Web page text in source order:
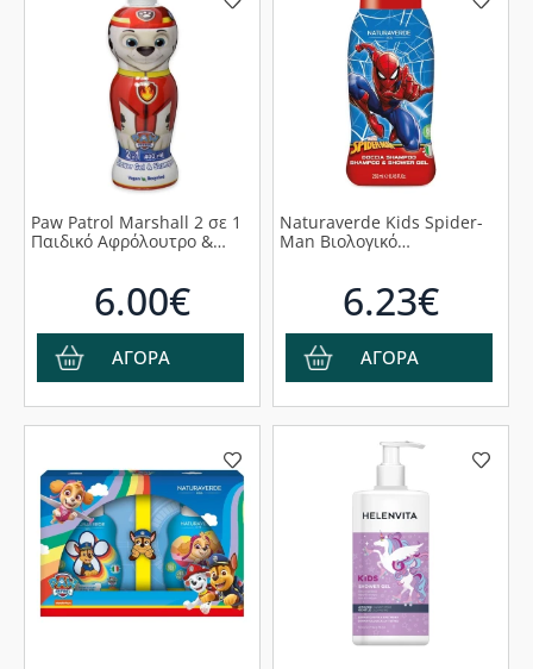
Paw Patrol Marshall 2 σε 1
Παιδικό Αφρόλουτρο &
6.00€
ΑΓΟΡΑ
Naturaverde Kids Spider-
Man Βιολογικό
6.23€
ΑΓΟΡΑ